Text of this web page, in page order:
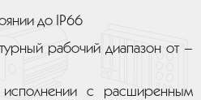
до IP66
рабочий диапазон от –
исполнении с расширенным